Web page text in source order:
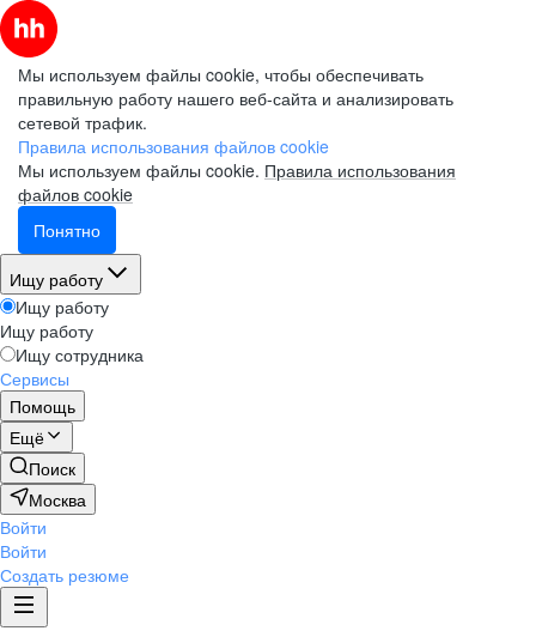
Мы используем файлы cookie, чтобы обеспечивать
правильную работу нашего веб-сайта и анализировать
сетевой трафик.
Правила использования файлов cookie
Мы используем файлы cookie. Правила использования
файлов cookie
Понятно
Ищу работу
Ищу работу
Ищу работу
Ищу сотрудника
Сервисы
Помощь
Ещё
Поиск
Москва
Войти
Войти
Создать резюме